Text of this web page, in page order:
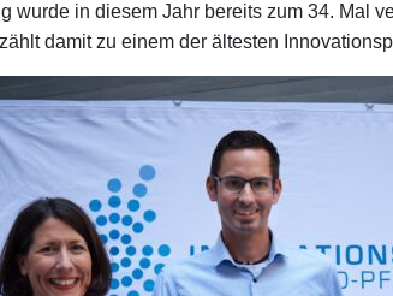
wurde in diesem Jahr bereits zum 34. Mal
damit zu einem der ältesten